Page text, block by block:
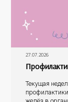
27.07.2026
Текущая